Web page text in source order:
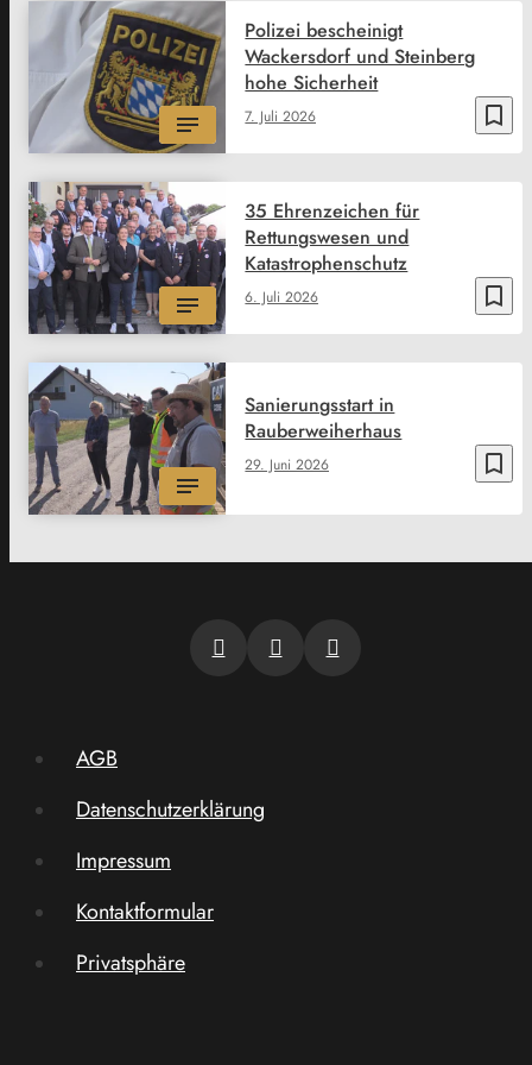
bookmark_border
7. Juli 2026
Polizei bescheinigt
Wackersdorf und Steinberg
hohe Sicherheit
bookmark_border
6. Juli 2026
35 Ehrenzeichen für
Rettungswesen und
Katastrophenschutz
bookmark_border
29. Juni 2026
Sanierungsstart in
Rauberweiherhaus
AGB
Datenschutzerklärung
Impressum
Kontaktformular
Privatsphäre